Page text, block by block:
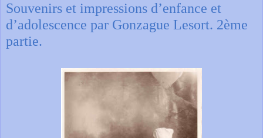
Souvenirs et impressions d’enfance et
d’adolescence par Gonzague Lesort. 2ème
partie.